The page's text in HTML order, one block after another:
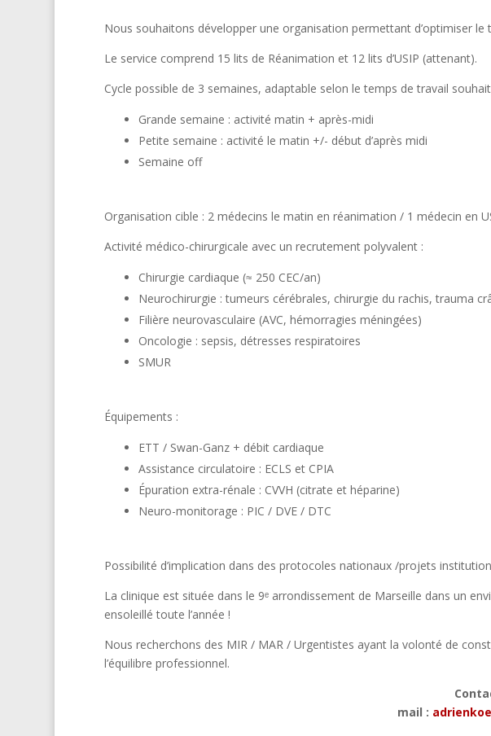
Nous souhaitons développer une organisation permettant d’optimiser
Le service comprend 15 lits de Réanimation et 12 lits d’USIP (attenant).
Cycle possible de 3 semaines, adaptable selon le temps de travail
Grande semaine : activité matin + après-midi
Petite semaine : activité le matin +/- début d’après midi
Semaine off
Organisation cible : 2 médecins le matin en réanimation / 1 médecin en
Activité médico-chirurgicale avec un recrutement polyvalent :
Chirurgie cardiaque (≈ 250 CEC/an)
Neurochirurgie : tumeurs cérébrales, chirurgie du rachis, trauma
Filière neurovasculaire (AVC, hémorragies méningées)
Oncologie : sepsis, détresses respiratoires
SMUR
Équipements :
ETT / Swan-Ganz + débit cardiaque
Assistance circulatoire : ECLS et CPIA
Épuration extra-rénale : CVVH (citrate et héparine)
Neuro-monitorage : PIC / DVE / DTC
Possibilité d’implication dans des protocoles nationaux /projets
La clinique est située dans le 9ᵉ arrondissement de Marseille dans un
ensoleillé toute l’année !
Nous recherchons des MIR / MAR / Urgentistes ayant la volonté de
l’équilibre professionnel.
mail :